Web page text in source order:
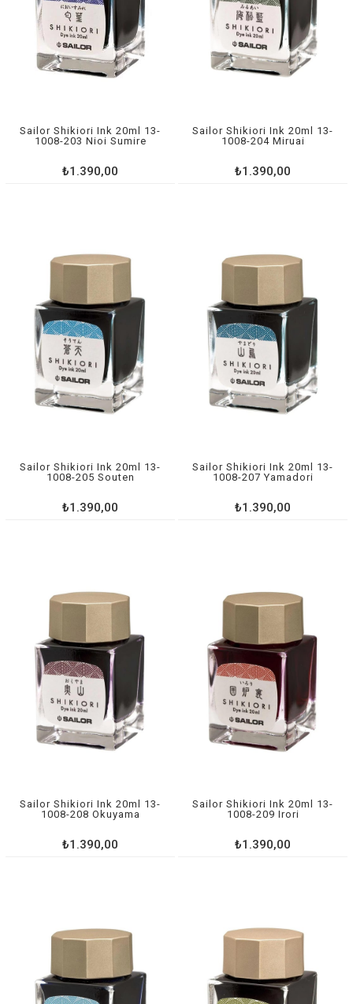
Sailor Shikiori Ink 20ml 13-
1008-203 Nioi Sumire
₺1.390,00
Sailor Shikiori Ink 20ml 13-
1008-204 Miruai
₺1.390,00
Sailor Shikiori Ink 20ml 13-
1008-205 Souten
₺1.390,00
Sailor Shikiori Ink 20ml 13-
1008-207 Yamadori
₺1.390,00
Sailor Shikiori Ink 20ml 13-
1008-208 Okuyama
₺1.390,00
Sailor Shikiori Ink 20ml 13-
1008-209 Irori
₺1.390,00